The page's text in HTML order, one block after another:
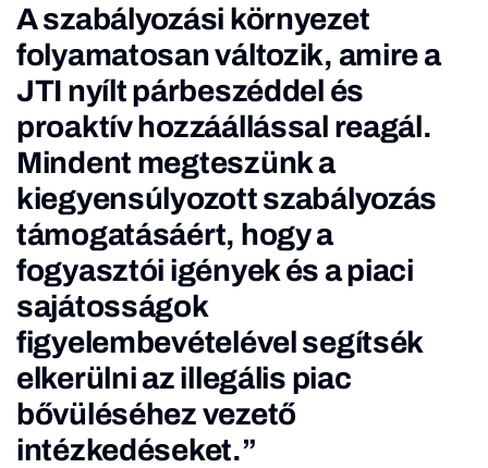
A szabályozási környezet
folyamatosan változik, amire a
JTI nyílt párbeszéddel és
proaktív hozzáállással reagál.
Mindent megteszünk a
kiegyensúlyozott szabályozás
támogatásáért, hogy a
fogyasztói igények és a piaci
sajátosságok
figyelembevételével segítsék
elkerülni az illegális piac
bővüléséhez vezető
intézkedéseket.”